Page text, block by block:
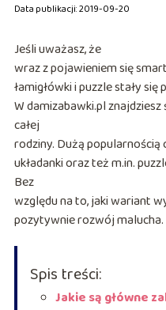
Data publikacji: 2019-09-20
Jeśli uważasz, że
wraz z pojawieniem się
łamigłówki i puzzle stały się
W damizabawki.pl
całej
rodziny. Dużą popularnością
układanki oraz też m.in.
Bez
względu na to, jaki wariant
pozytywnie rozwój malucha.
Spis treści:
Jakie są główne